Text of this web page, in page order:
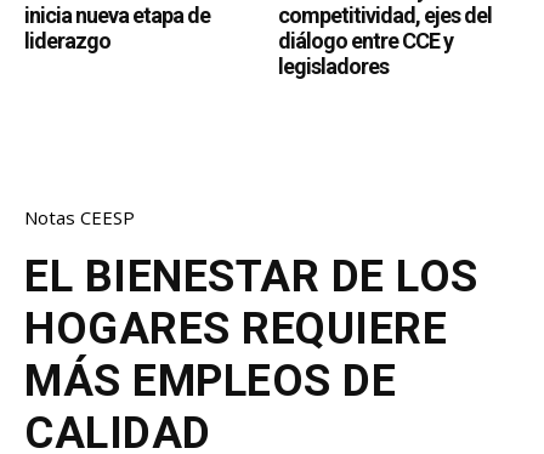
inicia nueva etapa de
liderazgo
competitividad, ejes del
diálogo entre CCE y
legisladores